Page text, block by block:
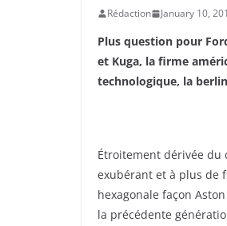
Rédaction January 10,
Plus question pour
et Kuga, la firme
technologique, la
Étroitement dérivée du
exubérant et à plus de
hexagonale façon
la précédente